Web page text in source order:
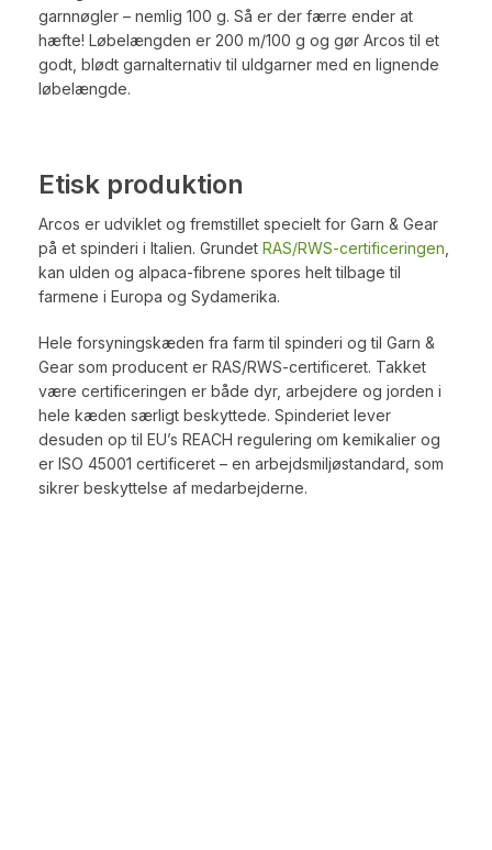
garnnøgler – nemlig 100 g. Så er der færre ender at
hæfte! Løbelængden er 200 m/100 g og gør Arcos til et
godt, blødt garnalternativ til uldgarner med en lignende
løbelængde.
Etisk produktion
Arcos er udviklet og fremstillet specielt for Garn & Gear
på et spinderi i Italien. Grundet RAS/RWS-certificeringen
kan ulden og alpaca-fibrene spores helt tilbage til
farmene i Europa og Sydamerika.
Hele forsyningskæden fra farm til spinderi og til Garn &
Gear som producent er RAS/RWS-certificeret. Takket
være certificeringen er både dyr, arbejdere og jorden i
hele kæden særligt beskyttede. Spinderiet lever
desuden op til EU’s REACH regulering om kemikalier og
er ISO 45001 certificeret – en arbejdsmiljøstandard, som
sikrer beskyttelse af medarbejderne.